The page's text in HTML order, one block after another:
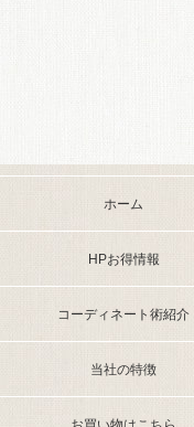
ホーム
HPお得情報
コーディネート術紹介
当社の特徴